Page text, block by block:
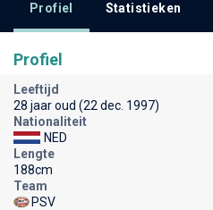
Profiel Statistieken
Profiel
Leeftijd
28 jaar oud (22 dec. 1997)
Nationaliteit
NED
Lengte
188cm
Team
PSV